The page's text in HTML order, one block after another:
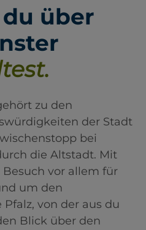
über
zu den
der Stadt
bei
die Altstadt. Mit
vor allem für
um den
von der aus du
Blick über den